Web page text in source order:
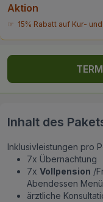
Aktion
☞ 15% Rabatt auf Kur-
Inhalt des
Inklusivleistungen pro
7x Übernachtung
7x Vollpension /
Abendessen
ärztliche